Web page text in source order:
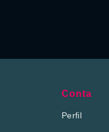
Conta
Perfil